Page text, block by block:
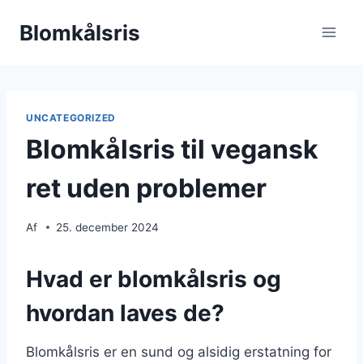
Blomkålsris
UNCATEGORIZED
Blomkålsris til vegansk
ret uden problemer
Af 25. december 2024
Hvad er blomkålsris og
hvordan laves de?
Blomkålsris er en sund og alsidig erstatning for